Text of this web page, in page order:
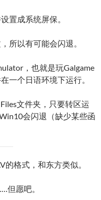
置成系统屏保。
所以有可能会闪退。
，也就是玩Galgame
一个日语环境下运行。
文件夹，只要转区运
会闪退（缺少某些函
格式，和东方类似。
但愿吧。